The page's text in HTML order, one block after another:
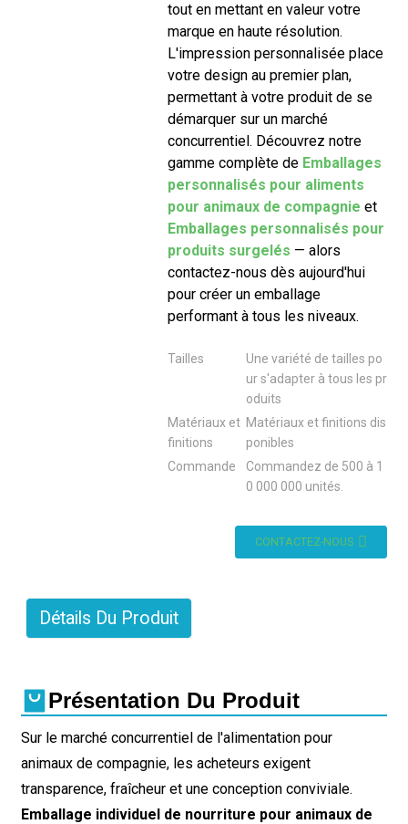
tout en mettant en valeur votre
marque en haute résolution.
L'impression personnalisée place
votre design au premier plan,
permettant à votre produit de se
démarquer sur un marché
concurrentiel. Découvrez notre
gamme complète de Emballages
personnalisés pour aliments
pour animaux de compagnie et
Emballages personnalisés pour
produits surgelés — alors
contactez-nous dès aujourd'hui
pour créer un emballage
performant à tous les niveaux.
Tailles
Une variété de tailles po
ur s'adapter à tous les pr
oduits
Matériaux et
finitions
Matériaux et finitions dis
ponibles
Commande
Commandez de 500 à 1
0 000 000 unités.
CONTACTEZ-NOUS
Détails Du Produit
Présentation Du Produit
Sur le marché concurrentiel de l'alimentation pour
animaux de compagnie, les acheteurs exigent
transparence, fraîcheur et une conception conviviale.
Emballage individuel de nourriture pour animaux de